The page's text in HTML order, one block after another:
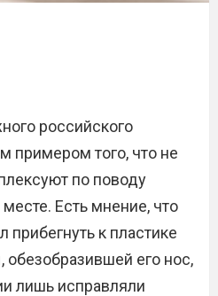
российского
примером того, что не
по поводу
Есть мнение, что
к пластике
обезобразившей его нос,
лишь исправляли